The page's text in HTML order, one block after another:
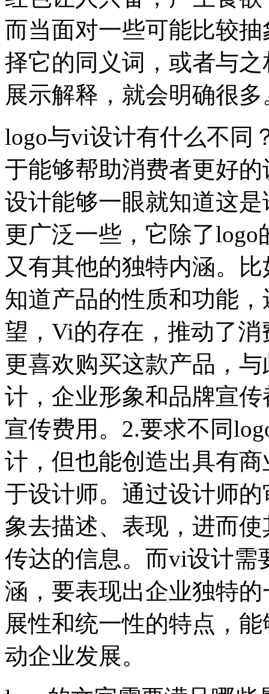
而当面对一些可能比较
择它的同义词，或者与
展示解释，就会明确很多
logo与vi设计有什么不同
于能够帮助消费者更好
设计能够一眼就知道这
更广泛一些，它除了
又有其他的独特内涵。
知道产品的性质和功能
望，Vi的存在，推动了
更喜欢购买这款产品，
计，企业形象和品牌宣
宣传费用。2.要求不同
计，但也能创造出具有
于设计师。通过设计师
象去描述、表现，进而
传达的信息。而vi设计需
涵，要表现出企业独特
展性和统一性的特点，
动企业发展。